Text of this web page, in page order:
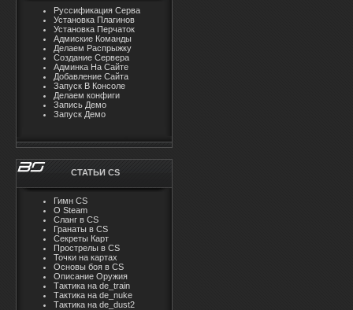
Руссификация Серва
Установка Плагинов
Установка Перчаток
Адмиские Команды
Делаем Распрыжку
Создание Сервера
Админка На Сайте
Добавление Сайта
Запуск В Консоле
Делаем конфиги
Запись Демо
Запуск Демо
СТАТЬИ CS
Гимн CS
О Steam
Cлaнг в CS
Гранаты в CS
Секреты Карт
Прострелы в CS
Точки на картах
Основы боя в CS
Описание Оружия
Тактика на de_train
Тактика на de_nuke
Тактика на de_dust2